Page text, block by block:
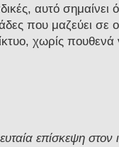
αυτό σημαίνει
που μαζεύει σε
χωρίς πουθενά
επίσκεψη